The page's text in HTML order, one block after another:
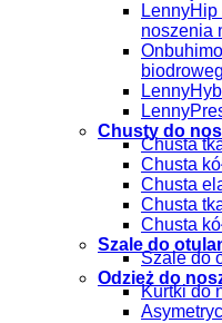
noszenia
Chusty do
Chusta
Chusta
Chusta
Chusta
Chusta
Szale do
Szale do
Odzież do
Kurtki do